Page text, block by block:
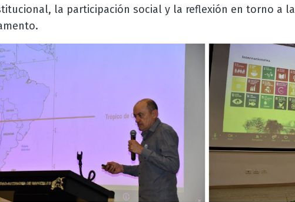
la participación social y la reflexión en torno a